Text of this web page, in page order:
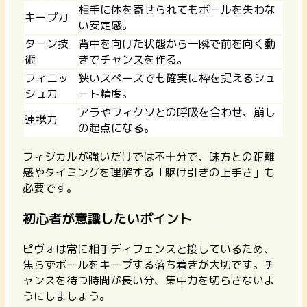
キープ力
相手に体を寄せられてもボールを失わな
い安定感。
ターン技
術
背中を向けた状態から一瞬で前を向く動
きでチャンスを作る。
フィニッ
シュ力
狭いスペースでも確実に枠を捉えるシュ
ート精度。
連携力
アラやフィクソとの呼吸を合わせ、崩し
の起点になる。
フィジカルが強いだけでは不十分で、味方との距離
感やタイミングを理解する「駆け引きの上手さ」も
必要です。
初心者が意識したいポイント
ピヴォは常に相手ディフェンスと接しているため、
焦らずボールをキープする落ち着きが大切です。チ
ャンスを待つ時間が長い分、集中力を切らさないよ
うにしましょう。